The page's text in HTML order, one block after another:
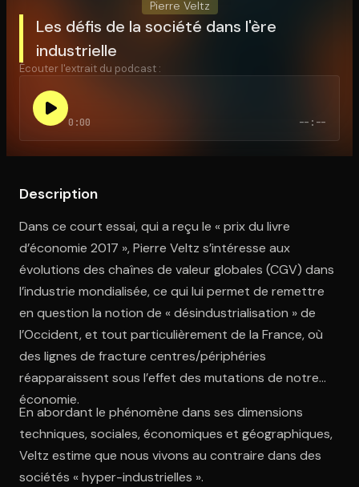
Ouvre l'app Appareil photo, pointe sur le code. C'est gratuit à
Pierre Veltz
Les défis de la société dans l'ère
industrielle
Écouter l'extrait du podcast :
0:00 --:--
Description
Dans ce court essai, qui a reçu le « prix du livre
d’économie 2017 », Pierre Veltz s’intéresse aux
évolutions des chaînes de valeur globales (CGV) dans
l’industrie mondialisée, ce qui lui permet de remettre
en question la notion de « désindustrialisation » de
l’Occident, et tout particulièrement de la France, où
des lignes de fracture centres/périphéries
réapparaissent sous l’effet des mutations de notre
économie.
En abordant le phénomène dans ses dimensions
techniques, sociales, économiques et géographiques,
Veltz estime que nous vivons au contraire dans des
sociétés « hyper-industrielles ».